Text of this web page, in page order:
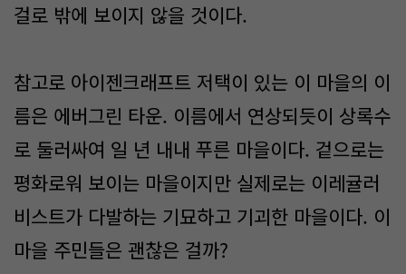
걸로 밖에 보이지 않을 것이다.
참고로 아이젠크래프트 저택이 있는 이 마을의 이
름은 에버그린 타운. 이름에서 연상되듯이 상록수
로 둘러싸여 일 년 내내 푸른 마을이다. 겉으로는
평화로워 보이는 마을이지만 실제로는 이레귤러
비스트가 다발하는 기묘하고 기괴한 마을이다. 이
마을 주민들은 괜찮은 걸까?